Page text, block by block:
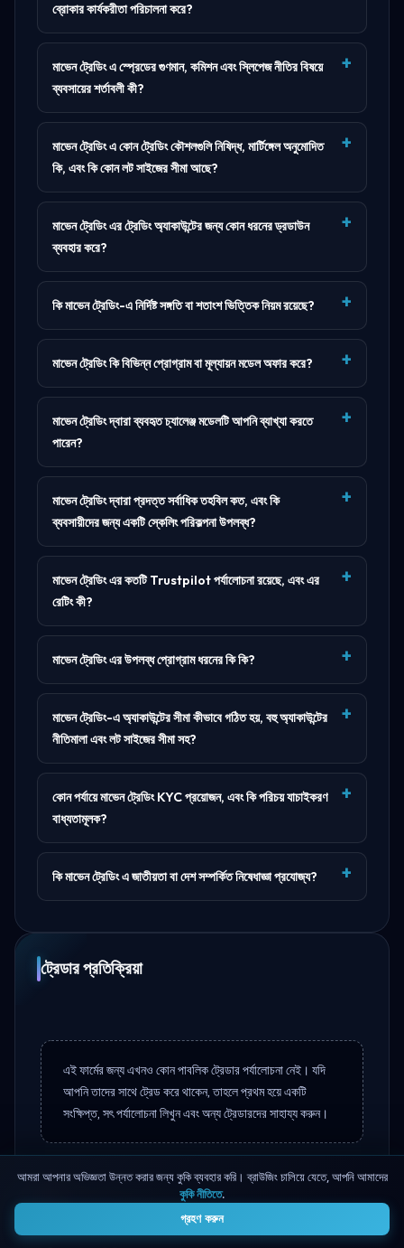
ব্রোকার কার্যকরীতা পরিচালনা করে?
মাভেন ট্রেডিং এ স্প্রেডের গুণমান, কমিশন এবং স্লিপেজ নীতির বিষয়ে
ব্যবসায়ের শর্তাবলী কী?
মাভেন ট্রেডিং এ কোন ট্রেডিং কৌশলগুলি নিষিদ্ধ, মার্টিঙ্গেল অনুমোদিত
কি, এবং কি কোন লট সাইজের সীমা আছে?
মাভেন ট্রেডিং এর ট্রেডিং অ্যাকাউন্টের জন্য কোন ধরনের ড্রডাউন
ব্যবহার করে?
কি মাভেন ট্রেডিং-এ নির্দিষ্ট সঙ্গতি বা শতাংশ ভিত্তিক নিয়ম রয়েছে?
মাভেন ট্রেডিং কি বিভিন্ন প্রোগ্রাম বা মূল্যায়ন মডেল অফার করে?
মাভেন ট্রেডিং দ্বারা ব্যবহৃত চ্যালেঞ্জ মডেলটি আপনি ব্যাখ্যা করতে
পারেন?
মাভেন ট্রেডিং দ্বারা প্রদত্ত সর্বাধিক তহবিল কত, এবং কি
ব্যবসায়ীদের জন্য একটি স্কেলিং পরিকল্পনা উপলব্ধ?
মাভেন ট্রেডিং এর কতটি Trustpilot পর্যালোচনা রয়েছে, এবং এর
রেটিং কী?
মাভেন ট্রেডিং এর উপলব্ধ প্রোগ্রাম ধরনের কি কি?
মাভেন ট্রেডিং-এ অ্যাকাউন্টের সীমা কীভাবে গঠিত হয়, বহু অ্যাকাউন্টের
নীতিমালা এবং লট সাইজের সীমা সহ?
কোন পর্যায়ে মাভেন ট্রেডিং KYC প্রয়োজন, এবং কি পরিচয় যাচাইকরণ
বাধ্যতামূলক?
কি মাভেন ট্রেডিং এ জাতীয়তা বা দেশ সম্পর্কিত নিষেধাজ্ঞা প্রযোজ্য?
ট্রেডার প্রতিক্রিয়া
এই ফার্মের জন্য এখনও কোন পাবলিক ট্রেডার পর্যালোচনা নেই। যদি
আপনি তাদের সাথে ট্রেড করে থাকেন, তাহলে প্রথম হয়ে একটি
সংক্ষিপ্ত, সৎ পর্যালোচনা লিখুন এবং অন্য ট্রেডারদের সাহায্য করুন।
আপনার অভিজ্ঞতা শেয়ার করুন
আমরা আপনার অভিজ্ঞতা উন্নত করার জন্য কুকি ব্যবহার করি। ব্রাউজিং চালিয়ে যেতে, আপনি আমাদের
কুকি নীতিতে.
গ্রহণ করুন